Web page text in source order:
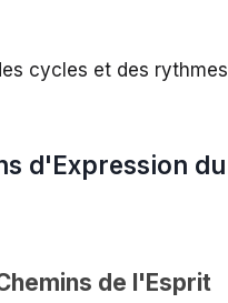
cycles et des rythmes
d'Expression du
de l'Esprit